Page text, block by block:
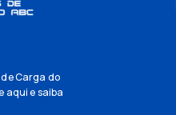
Carga do
aquie saiba